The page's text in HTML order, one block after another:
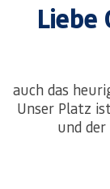
Liebe
auch das
Unser Platz
und